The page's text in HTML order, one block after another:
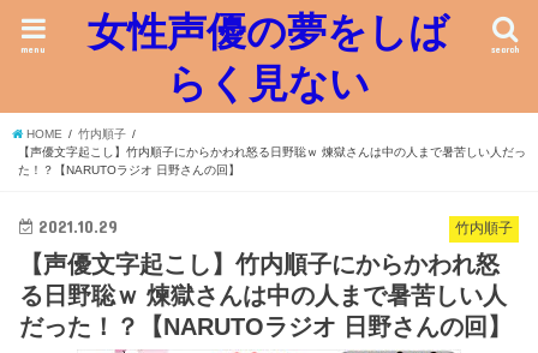
女性声優の夢をしば
らく見ない
search
menu
HOME
竹内順子
【声優文字起こし】竹内順子にからかわれ怒る日野聡ｗ 煉獄さんは中の人まで暑苦しい人だっ
た！？【NARUTOラジオ 日野さんの回】
竹内順子
2021.10.29
【声優文字起こし】竹内順子にからかわれ怒
る日野聡ｗ 煉獄さんは中の人まで暑苦しい人
だった！？【NARUTOラジオ 日野さんの回】